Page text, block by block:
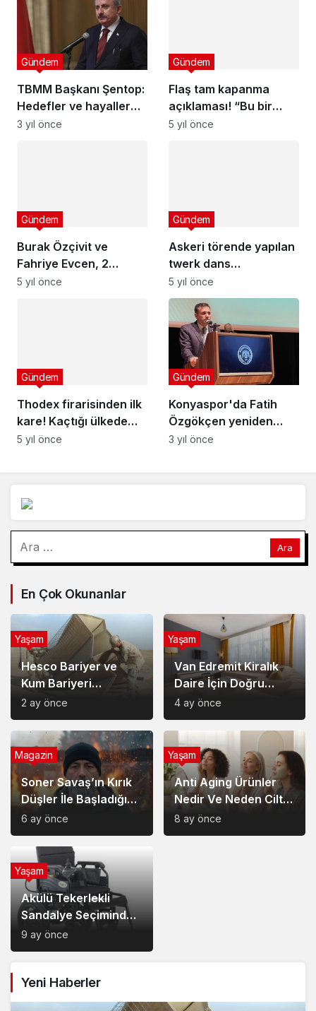
TBMM Başkanı Şentop:
Hedefler ve hayaller
asla esaret altına
Gündem
3 yıl önce
Flaş tam kapanma
açıklaması! “Bu bir
savaş” diyerek
Gündem
5 yıl önce
Burak Özçivit ve
Fahriye Evcen, 2
yaşına giren oğullarının
Gündem
5 yıl önce
Askeri törende yapılan
twerk dans
performansı kriz
çıkardı: Bu tam bir
rezalet
Gündem
5 yıl önce
Thodex firarisinden ilk
kare! Kaçtığı ülkede
kameralara böyle
Gündem
5 yıl önce
Konyaspor'da Fatih
Özgökçen yeniden
başkan seçildi
Gündem
3 yıl önce
En Çok Okunanlar
Hesco Bariyer ve
Kum Bariyeri
Çözümlerinin
Sağladığı Avantajlar
2 ay önce
Yaşam
Van Edremit Kiralık
Daire İçin Doğru
Semt Nasıl Seçilir?
4 ay önce
Yaşam
Soner Savaş’ın Kırık
Düşler İle Başladığı
Müzik Serüveni
6 ay önce
Magazin
Anti Aging Ürünler
Nedir Ve Neden Cilt
Bakımında Temel Bir
Yerdedir?
8 ay önce
Yaşam
Akülü Tekerlekli
Sandalye Seçiminde
Dikkat Edilecek
Noktalar: Konfor,
Model Tercihi
9 ay önce
Yaşam
Yeni Haberler